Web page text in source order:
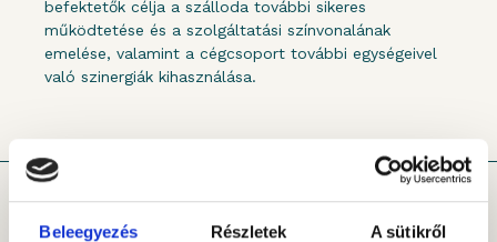
Beleegyezés Részletek A sütikről
befektetők célja a szálloda további sikeres
működtetése és a szolgáltatási színvonalának
emelése, valamint a cégcsoport további egységeivel
való szinergiák kihasználása.